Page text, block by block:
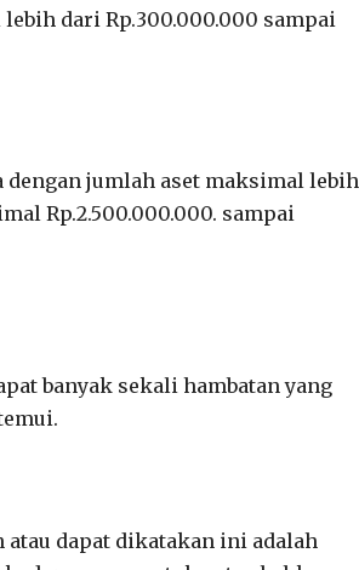
dari Rp.300.000.000 sampai
dengan jumlah aset maksimal lebih
Rp.2.500.000.000. sampai
banyak sekali hambatan yang
dapat dikatakan ini adalah